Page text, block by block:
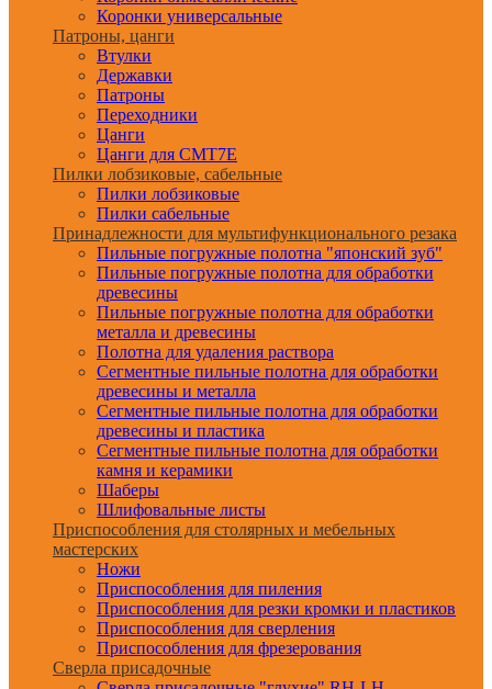
Коронки универсальные
Патроны, цанги
Втулки
Державки
Патроны
Переходники
Цанги
Цанги для CMT7E
Пилки лобзиковые, сабельные
Пилки лобзиковые
Пилки сабельные
Принадлежности для мультифункционального резака
Пильные погружные полотна "японский зуб"
Пильные погружные полотна для обработки
древесины
Пильные погружные полотна для обработки
металла и древесины
Полотна для удаления раствора
Сегментные пильные полотна для обработки
древесины и металла
Сегментные пильные полотна для обработки
древесины и пластика
Сегментные пильные полотна для обработки
камня и керамики
Шаберы
Шлифовальные листы
Приспособления для столярных и мебельных
мастерских
Ножи
Приспособления для пиления
Приспособления для резки кромки и пластиков
Приспособления для сверления
Приспособления для фрезерования
Сверла присадочные